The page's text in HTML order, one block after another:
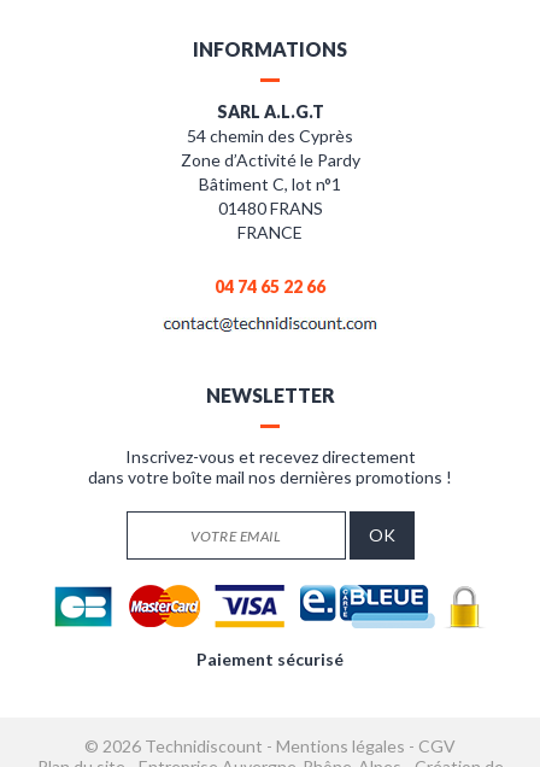
INFORMATIONS
SARL A.L.G.T
54 chemin des Cyprès
Zone d’Activité le Pardy
Bâtiment C, lot n°1
01480 FRANS
FRANCE
04 74 65 22 66
NEWSLETTER
Inscrivez-vous et recevez directement
dans votre boîte mail nos dernières promotions !
Paiement sécurisé
© 2026 Technidiscount - Mentions légales - CGV